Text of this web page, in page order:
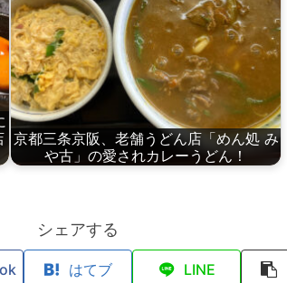
京都三条京阪、老舗うどん店「めん処 み
や古」の愛されカレーうどん！
シェアする
はてブ LINE